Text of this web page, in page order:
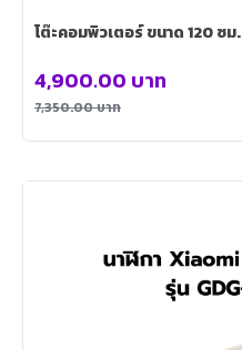
โต๊ะคอมพิวเตอร์ ขนาด 120 ซม.
7,350.00บาท
4,900.00 บาท